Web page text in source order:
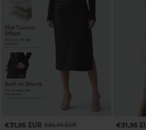
€31,95 EUR €35,95 EUR
€31,95